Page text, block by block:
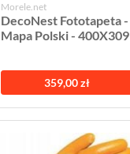
Morele.net
DecoNest Fototapeta -
Mapa Polski - 400X309
359,00 zł